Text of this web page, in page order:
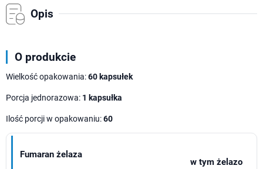
Opis
O produkcie
Wielkość opakowania:60 kapsułek
Porcja jednorazowa: 1 kapsułka
Ilość porcji w opakowaniu:60
Fumaran żelaza
w tym żelazo